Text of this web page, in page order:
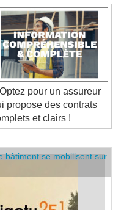
pour un assureur
propose des contrats
et clairs !
se mobilisent sur